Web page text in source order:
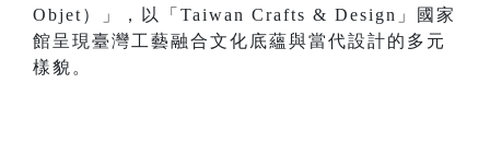
Objet）」，以「Taiwan Crafts & Design」國家
館呈現臺灣工藝融合文化底蘊與當代設計的多元
樣貌。